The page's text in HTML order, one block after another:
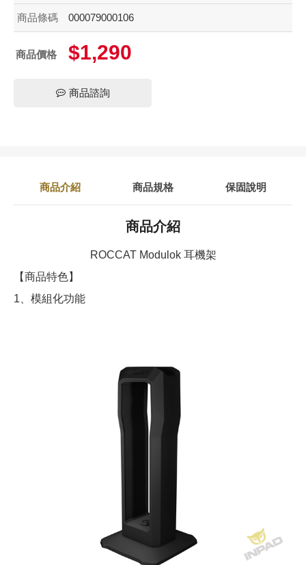
商品條碼 000079000106
商品價格 $1,290
商品諮詢
商品介紹 商品規格 保固說明
商品介紹
ROCCAT Modulok 耳機架
【商品特色】
1、模組化功能